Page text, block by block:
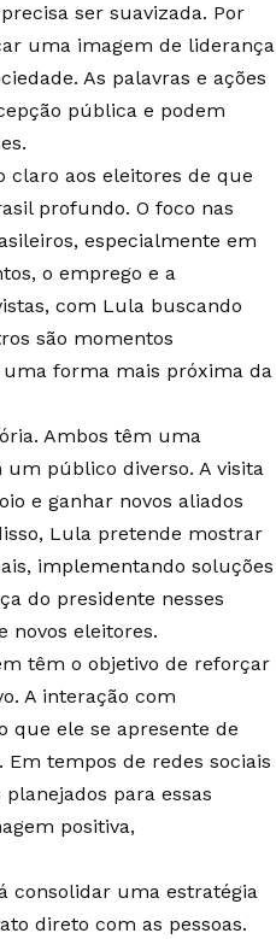
ser suavizada. Por
uma imagem de liderança
As palavras e ações
pública e podem
claro aos eleitores de que
profundo. O foco nas
especialmente em
o emprego e a
com Lula buscando
são momentos
forma mais próxima da
Ambos têm uma
um público diverso. A visita
e ganhar novos aliados
Lula pretende mostrar
implementando soluções
do presidente nesses
novos eleitores.
têm o objetivo de reforçar
A interação com
que ele se apresente de
tempos de redes sociais
para essas
positiva,
consolidar uma estratégia
direto com as pessoas.